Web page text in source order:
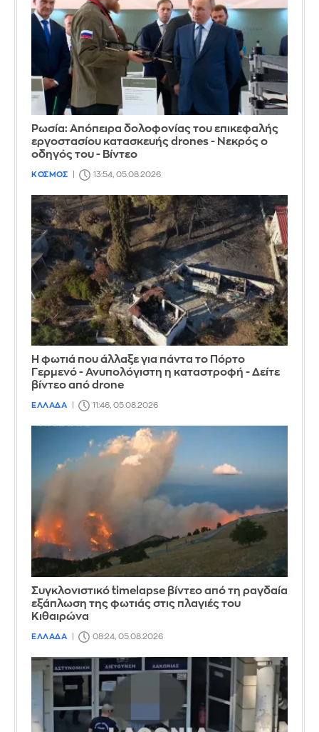
Ρωσία: Απόπειρα δολοφονίας του επικεφαλής
εργοστασίου κατασκευής drones - Νεκρός ο
οδηγός του - Βίντεο
ΚΟΣΜΟΣ 13:54, 05.08.2026
Η φωτιά που άλλαξε για πάντα το Πόρτο
Γερμενό - Ανυπολόγιστη η καταστροφή - Δείτε
βίντεο από drone
ΕΛΛΑΔΑ 11:46, 05.08.2026
Συγκλονιστικό timelapse βίντεο από τη ραγδαία
εξάπλωση της φωτιάς στις πλαγιές του
Κιθαιρώνα
ΕΛΛΑΔΑ 08:24, 05.08.2026